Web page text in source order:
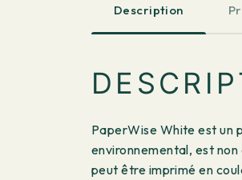
Description
PaperWise White est un
environnemental, est
peut être imprimé en